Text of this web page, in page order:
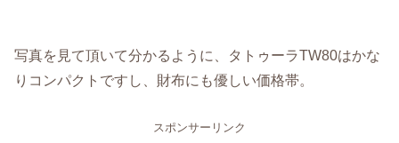
写真を見て頂いて分かるように、タトゥーラTW80はかな
りコンパクトですし、財布にも優しい価格帯。
スポンサーリンク